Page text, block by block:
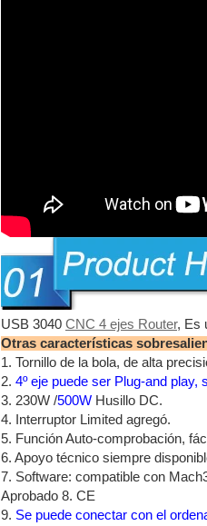
USB 3040 CNC 4 ejes Router, Es
Otras características
1. Tornillo de la bola, de alta
2. 4º eje puede ser Plug-and
3. 230W /500W Husillo DC.
4. Interruptor Limited agregó.
5. Función Auto-comprobación,
6. Apoyo técnico siempre
7. Software: compatible con
Aprobado 8. CE
9. Se puede conectar con el